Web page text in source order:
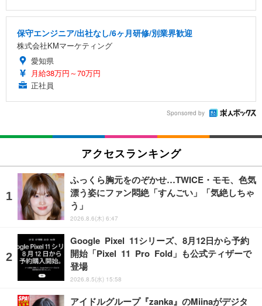
保守エンジニア/出社なし/6ヶ月研修/別業界歓迎
株式会社KMマーケティング
愛知県
月給38万円～70万円
正社員
Sponsored by
アクセスランキング
ふっくら胸元をのぞかせ…TWICE・モモ、色気
漂う姿にファン悶絶「すんごい」「気絶しちゃ
う」
2026.8.6(木) 6:47
Google Pixel 11シリーズ、8月12日から予約
開始「Pixel 11 Pro Fold」も公式ティザーで
登場
2026.8.5(水) 15:58
アイドルグループ『zanka』のMiinaがデジタ